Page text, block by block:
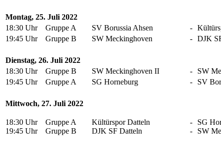
Montag, 25. Juli 2022
18:30 Uhr
Gruppe A SV Borussia Ahsen -
19:45 Uhr
Gruppe B SW Meckinghoven - DJK
Dienstag, 26. Juli 2022
18:30 Uhr
Gruppe B SW Meckinghoven II -
SW
19:45 Uhr
Gruppe A SG Horneburg - SV
Mittwoch, 27. Juli 2022
18:30 Uhr
19:45 Uhr
Gruppe A
Gruppe B
Kültürspor Datteln
DJK SF Datteln
-
-
SG
SW